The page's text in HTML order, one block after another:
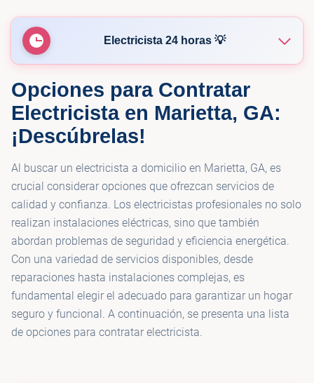
Electricista 24 horas 💡
💡 Don Meyer Electric
💡 Mister Sparky of Atlanta
Opciones para Contratar
Electricista en Marietta, GA:
¡Descúbrelas!
Al buscar un electricista a domicilio en Marietta, GA, es
crucial considerar opciones que ofrezcan servicios de
calidad y confianza. Los electricistas profesionales no solo
realizan instalaciones eléctricas, sino que también
abordan problemas de seguridad y eficiencia energética.
Con una variedad de servicios disponibles, desde
reparaciones hasta instalaciones complejas, es
fundamental elegir el adecuado para garantizar un hogar
seguro y funcional. A continuación, se presenta una lista
de opciones para contratar electricista.